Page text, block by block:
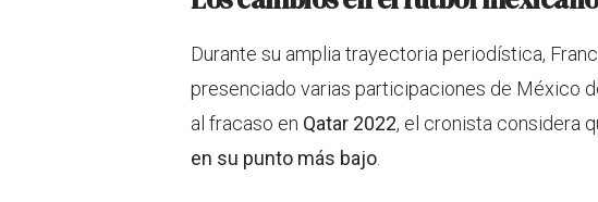
Durante su amplia trayectoria periodística,
presenciado varias participaciones de México
al fracaso en Qatar 2022, el cronista considera
en su punto más bajo